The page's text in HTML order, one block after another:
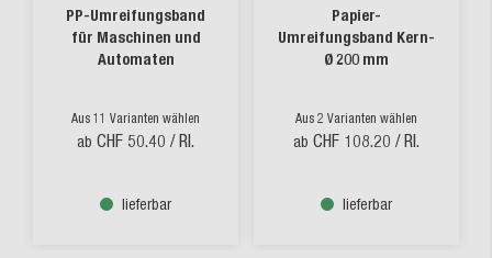
PP-Umreifungsband
für Maschinen und
Automaten
Aus 11 Varianten wählen
ab CHF 50.40 / Rl.
lieferbar
Papier-
Umreifungsband Kern-
Ø 200 mm
Aus 2 Varianten wählen
ab CHF 108.20 / Rl.
lieferbar